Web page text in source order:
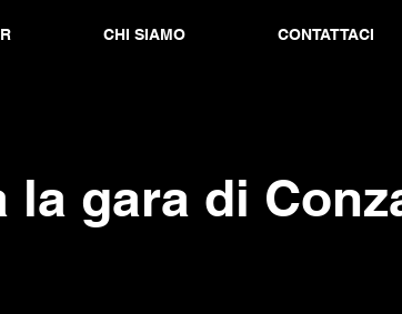
CHI SIAMO CONTATTACI
la gara di